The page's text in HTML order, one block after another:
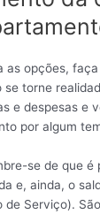
as opções,
se torne
e despesas e
por algum
se de que é
e, ainda, o
de Serviço).